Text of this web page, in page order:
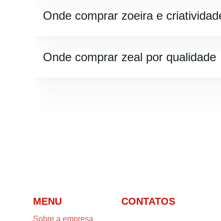
Onde comprar zoeira e
Onde comprar zeal por qualidade
MENU
Sobre a empresa
CONTATOS